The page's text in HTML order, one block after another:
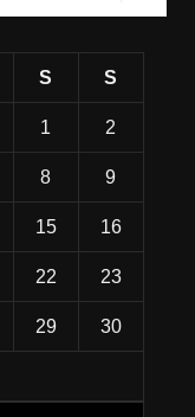
S S
1 2
8 9
15 16
22 23
29 30